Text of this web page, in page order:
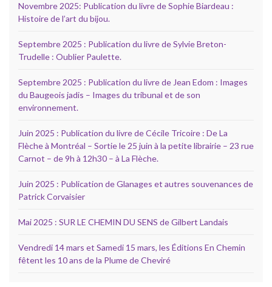
Novembre 2025: Publication du livre de Sophie Biardeau :
Histoire de l’art du bijou.
Septembre 2025 : Publication du livre de Sylvie Breton-
Trudelle : Oublier Paulette.
Septembre 2025 : Publication du livre de Jean Edom : Images
du Baugeois jadis – Images du tribunal et de son
environnement.
Juin 2025 : Publication du livre de Cécile Tricoire : De La
Flèche à Montréal – Sortie le 25 juin à la petite librairie – 23 rue
Carnot – de 9h à 12h30 – à La Flèche.
Juin 2025 : Publication de Glanages et autres souvenances de
Patrick Corvaisier
Mai 2025 : SUR LE CHEMIN DU SENS de Gilbert Landais
Vendredi 14 mars et Samedi 15 mars, les Éditions En Chemin
fêtent les 10 ans de la Plume de Cheviré